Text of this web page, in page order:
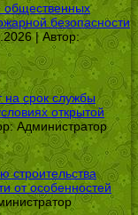
общественных
безопасности
| Автор:
на срок службы
открытой
Администратор
строительства
от особенностей